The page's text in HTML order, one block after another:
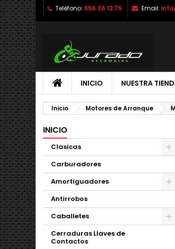
Teléfono: 956 36 12 75 Email:
INICIO NUESTRA
Inicio Motores de Arranque
INICIO
Clasicas
Carburadores
Amortiguadores
Antirrobos
Caballetes
Cerraduras Llaves de
Contactos